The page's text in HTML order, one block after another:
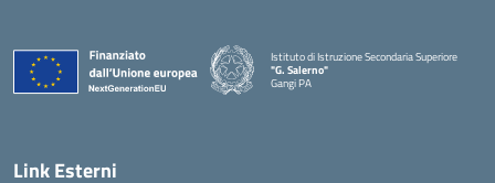
Istituto di Istruzione Secondaria Superiore
"G. Salerno"
Gangi PA
— Visita la pagina iniziale della scuola
Link Esterni